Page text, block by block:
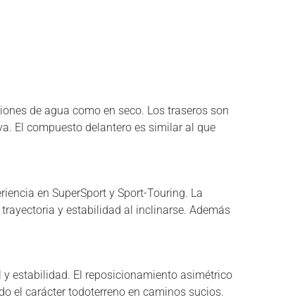
de agua como en seco. Los traseros son
El compuesto delantero es similar al que
en SuperSport y Sport-Touring. La
y estabilidad al inclinarse. Además
estabilidad. El reposicionamiento asimétrico
el carácter todoterreno en caminos sucios.